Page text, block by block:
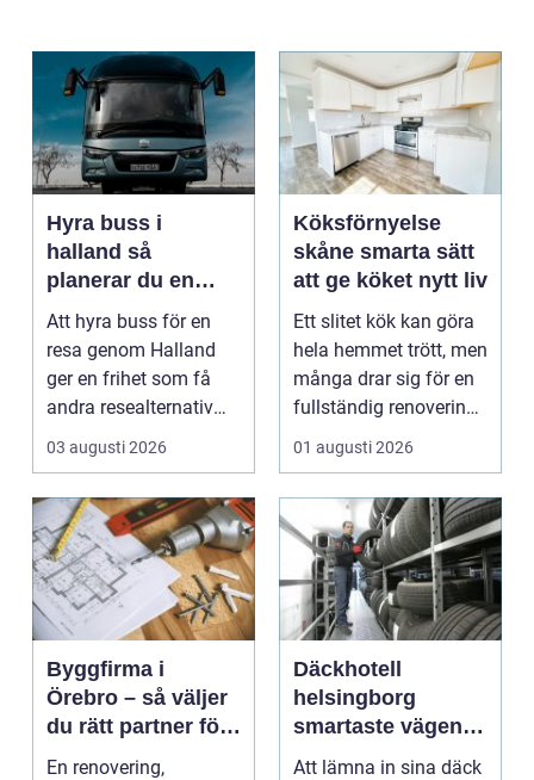
Hyra buss i
halland så
planerar du en
trygg och smidig
resa
Att hyra buss för en
resa genom Halland
ger en frihet som få
andra resealternativ
erbjuder. Gruppen ...
03 augusti 2026
Köksförnyelse
skåne smarta sätt
att ge köket nytt liv
Ett slitet kök kan göra
hela hemmet trött, men
många drar sig för en
fullständig renovering.
Det tar...
01 augusti 2026
Byggfirma i
Örebro – så väljer
du rätt partner för
ditt projekt
En renovering,
Däckhotell
helsingborg
smartaste vägen
till säkra hjulskift
Att lämna in sina däck